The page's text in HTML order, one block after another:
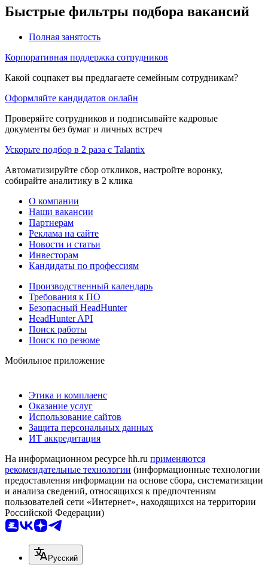
Быстрые фильтры подбора вакансий
Полная занятость
Корпоративная поддержка сотрудников
Какой соцпакет вы предлагаете семейным сотрудникам?
Оформляйте кандидатов онлайн
Проверяйте сотрудников и подписывайте кадровые
документы без бумаг и личных встреч
Ускорьте подбор в 2 раза с Talantix
Автоматизируйте сбор откликов, настройте воронку,
собирайте аналитику в 2 клика
О компании
Наши вакансии
Партнерам
Реклама на сайте
Новости и статьи
Инвесторам
Кандидаты по профессиям
Производственный календарь
Требования к ПО
Безопасный HeadHunter
HeadHunter API
Поиск работы
Поиск по резюме
Мобильное приложение
Этика и комплаенс
Оказание услуг
Использование сайтов
Защита персональных данных
ИТ аккредитация
На информационном ресурсе hh.ru применяются
рекомендательные технологии (информационные технологии
предоставления информации на основе сбора, систематизации
и анализа сведений, относящихся к предпочтениям
пользователей сети «Интернет», находящихся на территории
Российской Федерации)
Русский